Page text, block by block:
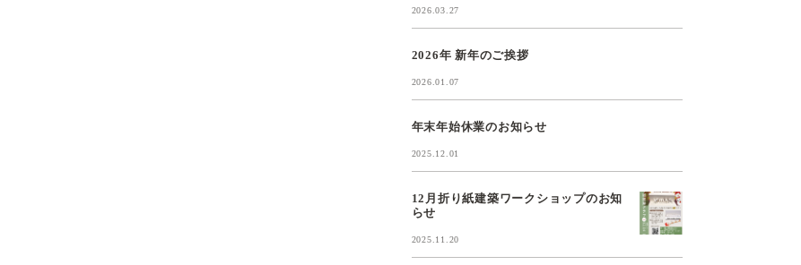
2026.03.27
2026年 新年のご挨拶
2026.01.07
年末年始休業のお知らせ
2025.12.01
12月折り紙建築ワークショップのお知
らせ
2025.11.20